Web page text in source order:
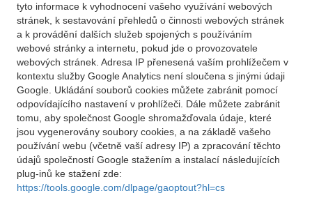
tyto informace k vyhodnocení vašeho využívání webových
stránek, k sestavování přehledů o činnosti webových stránek
a k provádění dalších služeb spojených s používáním
webové stránky a internetu, pokud jde o provozovatele
webových stránek. Adresa IP přenesená vaším prohlížečem v
kontextu služby Google Analytics není sloučena s jinými údaji
Google. Ukládání souborů cookies můžete zabránit pomocí
odpovídajícího nastavení v prohlížeči. Dále můžete zabránit
tomu, aby společnost Google shromažďovala údaje, které
jsou vygenerovány soubory cookies, a na základě vašeho
používání webu (včetně vaší adresy IP) a zpracování těchto
údajů společností Google stažením a instalací následujících
plug-inů ke stažení zde:
https://tools.google.com/dlpage/gaoptout?hl=cs